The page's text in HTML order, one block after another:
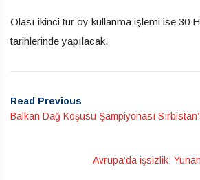
Olası ikinci tur oy kullanma işlemi ise 30
tarihlerinde yapılacak.
Read Previous
Balkan Dağ Koşusu Şampiyonası
Avrupa’da işsizlik: